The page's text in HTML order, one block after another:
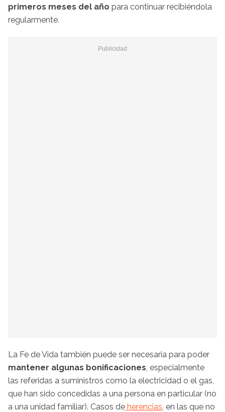
primeros meses del año para continuar recibiéndola
regularmente.
La Fe de Vida también puede ser necesaria para poder
mantener algunas bonificaciones , especialmente
las referidas a suministros como la electricidad o el gas,
que han sido concedidas a una persona en particular (no
a una unidad familiar). Casos de herencias , en las que no